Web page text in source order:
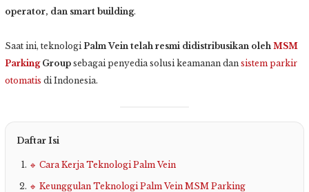
operator, dan smart building.
Saat ini, teknologi Palm Vein telah resmi didistribusikan oleh MSM
ParkingGroup sebagai penyedia solusi keamanan dan sistem parkir
otomatis di Indonesia.
Daftar Isi
🔹 Cara Kerja Teknologi Palm Vein
🔹 Keunggulan Teknologi Palm Vein MSM Parking